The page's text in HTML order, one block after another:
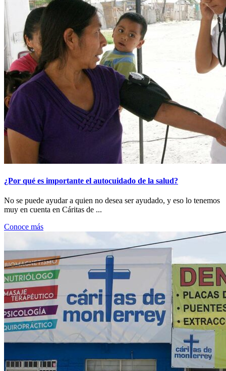
¿Por qué es importante el autocuidado de la salud?
No se puede ayudar a quien no desea ser ayudado, y eso lo tenemos
muy en cuenta en Cáritas de ...
Conoce más